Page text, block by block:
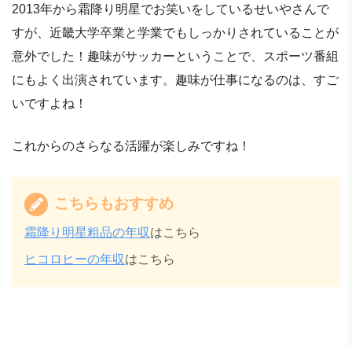
2013年から霜降り明星でお笑いをしているせいやさんで
すが、近畿大学卒業と学業でもしっかりされていることが
意外でした！趣味がサッカーということで、スポーツ番組
にもよく出演されています。趣味が仕事になるのは、すご
いですよね！
これからのさらなる活躍が楽しみですね！
こちらもおすすめ
霜降り明星粗品の年収はこちら
ヒコロヒーの年収はこちら